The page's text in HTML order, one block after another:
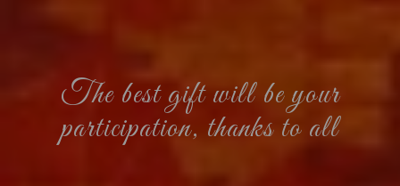
The best gift will be your
participation, thanks to all